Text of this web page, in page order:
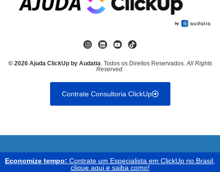
© 2026 Ajuda ClickUp by Audatia . Todos os Direitos Reservados. All Rights
Reserved.
Contrate Consultoria ClickUp
Economize tempo: Contrate um Especialista em ClickUp no Brasil,
clique aqui e saiba como!